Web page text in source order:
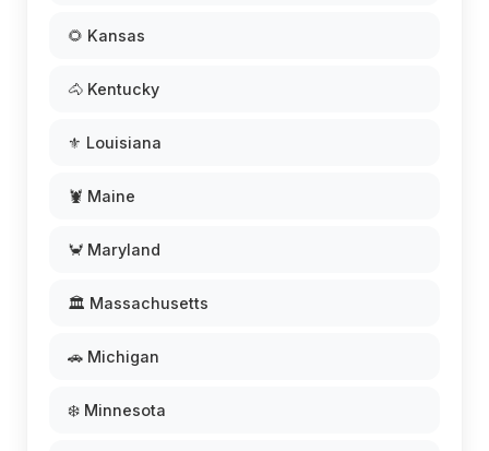
🌻 Kansas
🐴 Kentucky
⚜️ Louisiana
🦞 Maine
🦀 Maryland
🏛️ Massachusetts
🚗 Michigan
❄️ Minnesota